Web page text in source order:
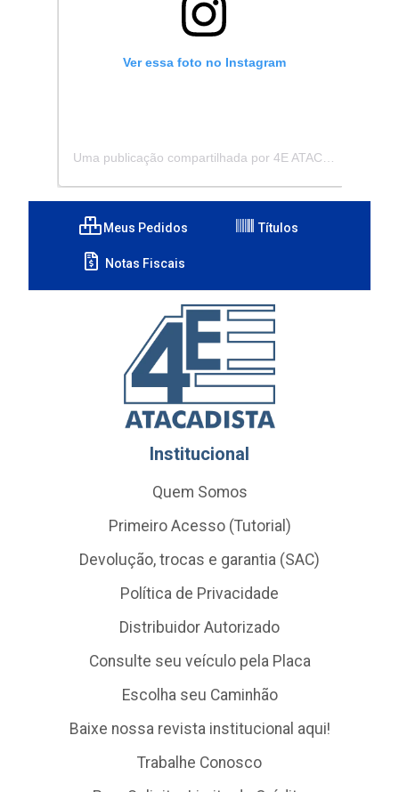
Ver essa foto no Instagram
Meus Pedidos Títulos
Notas Fiscais
Institucional
Quem Somos
Primeiro Acesso (Tutorial)
Devolução, trocas e garantia (SAC)
Política de Privacidade
Distribuidor Autorizado
Consulte seu veículo pela Placa
Escolha seu Caminhão
Baixe nossa revista institucional aqui!
Trabalhe Conosco